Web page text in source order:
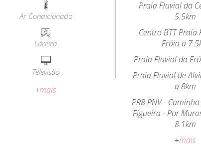
Ar Condicionado
Lareira
Televisão
+mais
Praia Fluvial da
5.5km
Centro BTT Praia
Fróia a
Praia Fluvial da
Praia Fluvial de
a 8km
PR8 PNV -
Figueira - Por
8.1km
+mais